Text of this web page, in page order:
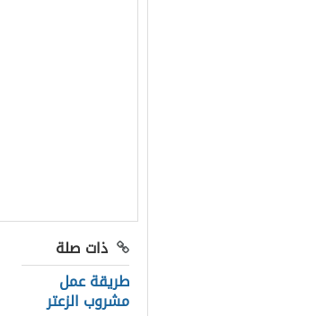
ذات صلة
طريقة عمل
مشروب الزعتر